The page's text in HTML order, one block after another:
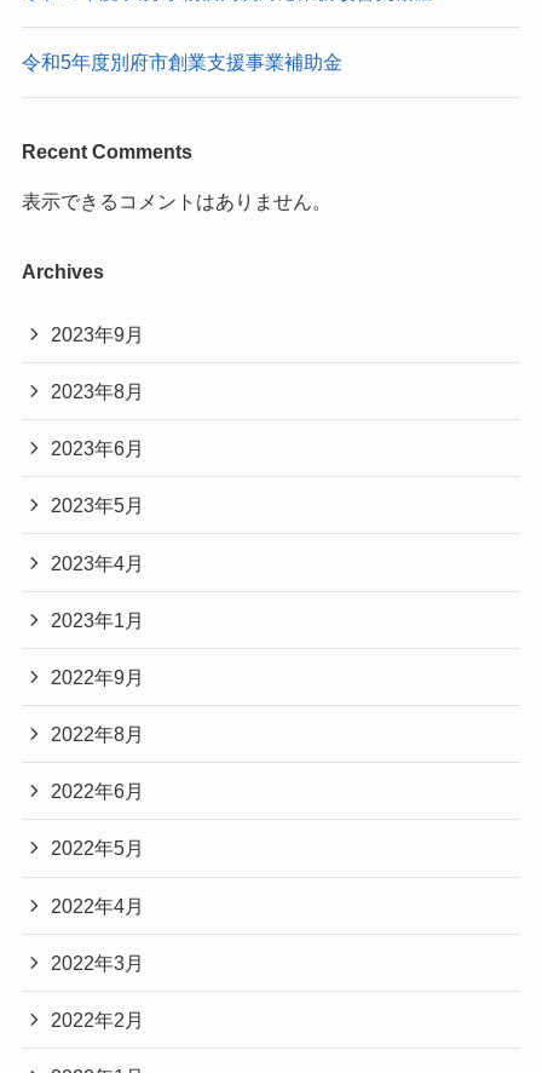
令和5年度別府市創業支援事業補助金
Recent Comments
表示できるコメントはありません。
Archives
2023年9月
2023年8月
2023年6月
2023年5月
2023年4月
2023年1月
2022年9月
2022年8月
2022年6月
2022年5月
2022年4月
2022年3月
2022年2月